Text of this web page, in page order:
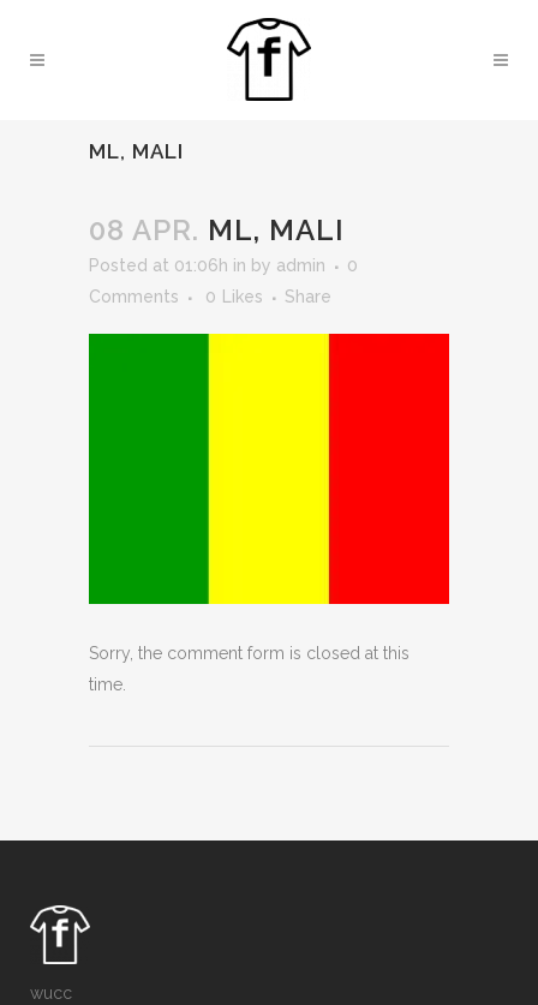
ML, MALI
08 APR. ML, MALI
Posted at 01:06h in by admin
0
Comments
0 Likes Share
Sorry, the comment form is closed at this
time.
wucc